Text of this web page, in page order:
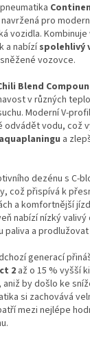
pro
vozidla.
a nabízíspolehlivý
vozovce.
Blend
v různých
Moderní V-profil
odvádět vodu, což
a
dezénu s C-
což přispívá k
a komfortnější
nabízí nízký
paliva a
generací
2 až o 15 % vyšší
by došlo ke
si zachovává
mezi nejlépe